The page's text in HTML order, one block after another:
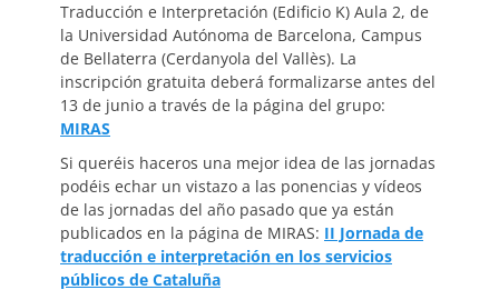
Traducción e Interpretación (Edificio K) Aula 2, de
la Universidad Autónoma de Barcelona, Campus
de Bellaterra (Cerdanyola del Vallès). La
inscripción gratuita deberá formalizarse antes del
13 de junio a través de la página del grupo:
MIRAS
Si queréis haceros una mejor idea de las jornadas
podéis echar un vistazo a las ponencias y vídeos
de las jornadas del año pasado que ya están
publicados en la página de MIRAS: II Jornada de
traducción e interpretación en los servicios
públicos de Cataluña